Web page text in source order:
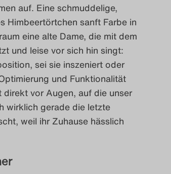
auf. Eine schmuddelige,
Himbeertörtchen sanft Farbe in
eine alte Dame, die mit dem
und leise vor sich hin singt:
sei sie inszeniert oder
und Funktionalität
vor Augen, auf die unser
wirklich gerade die letzte
weil ihr Zuhause hässlich